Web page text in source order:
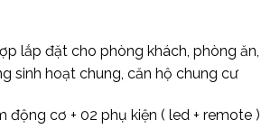
lắp đặt cho phòng khách, phòng ăn,
sinh hoạt chung, căn hộ chung cư
động cơ + 02 phụ kiện ( led + remote )